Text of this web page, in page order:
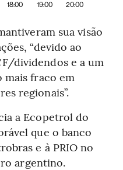
18:00 19:00 20:00
sua visão
“devido ao
dividendos e a um
fraco em
regionais”.
a Ecopetrol do
que o banco
e à PRIO no
argentino.